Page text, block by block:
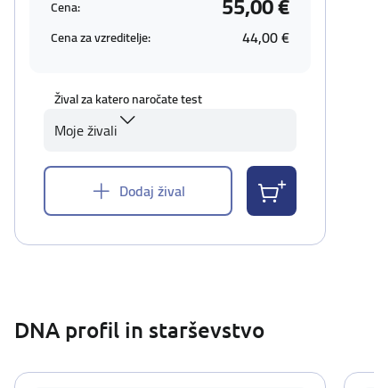
Cena:
Cena za vzreditelje: 44,00 €
Žival za katero naročate test
Moje živali
Dodaj žival
DNA profil in starševstvo